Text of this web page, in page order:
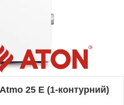
25 Е (1-контурний)